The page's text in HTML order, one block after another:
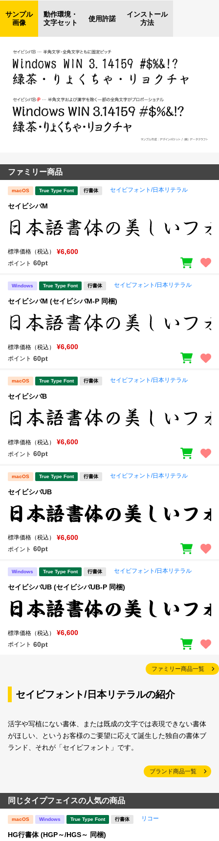
サンプル
画像
動作環境・
文字セット
使用許諾
インストール
方法
ファミリー商品
macOS True Type Font 行書体 セイビフォント/日本リテラル
セイビシバM
標準価格（税込） ¥6,600
ポイント 60pt
Windows True Type Font 行書体 セイビフォント/日本リテラル
セイビシバM (セイビシバM-P 同梱)
標準価格（税込） ¥6,600
ポイント 60pt
macOS True Type Font 行書体 セイビフォント/日本リテラル
セイビシバB
標準価格（税込） ¥6,600
ポイント 60pt
macOS True Type Font 行書体 セイビフォント/日本リテラル
セイビシバUB
標準価格（税込） ¥6,600
ポイント 60pt
Windows True Type Font 行書体 セイビフォント/日本リテラル
セイビシバUB (セイビシバUB-P 同梱)
標準価格（税込） ¥6,600
ポイント 60pt
ファミリー商品一覧
セイビフォント/日本リテラルの紹介
活字や写植にない書体、または既成の文字では表現できない書体
がほしい、というお客様のご要望に応えて誕生した独自の書体ブ
ランド、それが「セイビフォント」です。
ブランド商品一覧
同じタイプフェイスの人気の商品
macOS Windows True Type Font 行書体 リコー
HG行書体 (HGP～/HGS～ 同梱)